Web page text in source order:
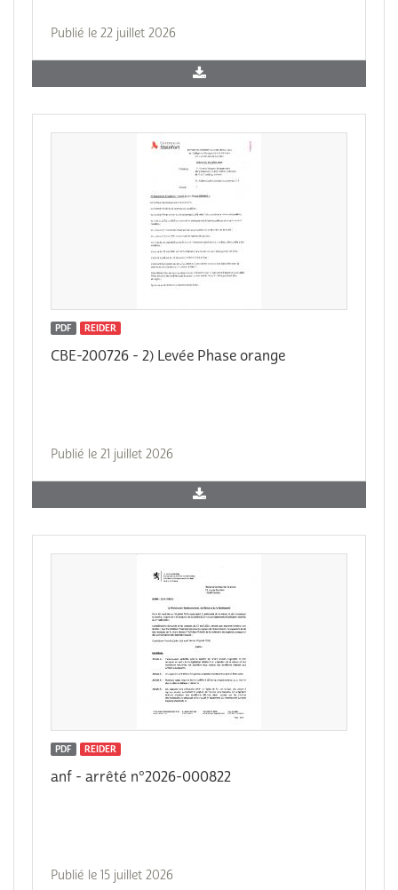
Publié le 22 juillet 2026
PDF REIDER
CBE-200726 - 2) Levée Phase orange
Publié le 21 juillet 2026
PDF REIDER
anf - arrêté n°2026-000822
Publié le 15 juillet 2026